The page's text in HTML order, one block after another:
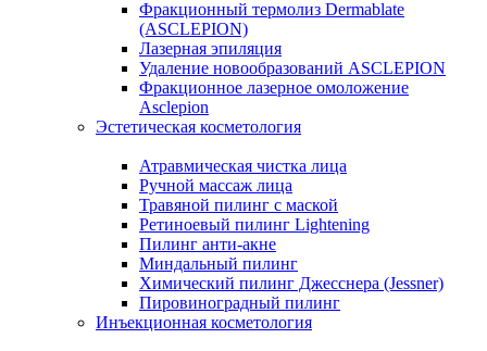
Фракционный термолиз Dermablate
(ASCLEPION)
Лазерная эпиляция
Удаление новообразований ASCLEPION
Фракционное лазерное омоложение
Asclepion
Эстетическая косметология
Атравмическая чистка лица
Ручной массаж лица
Травяной пилинг с маской
Ретиноевый пилинг Lightening
Пилинг анти-акне
Миндальный пилинг
Химический пилинг Джесснера (Jessner)
Пировиноградный пилинг
Инъекционная косметология